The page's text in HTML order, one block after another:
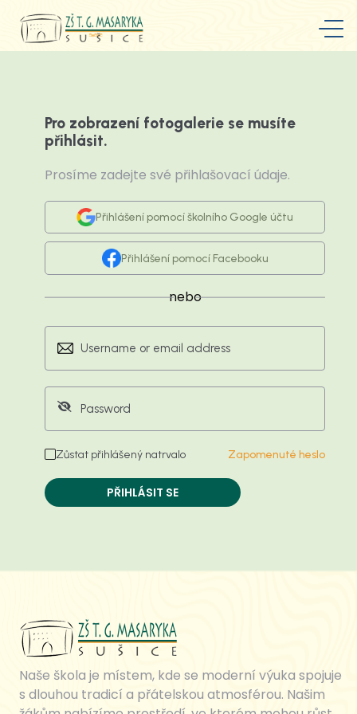
Pro zobrazení fotogalerie se musíte
přihlásit.
Prosíme zadejte své přihlašovací údaje.
Přihlášení pomocí školního Google účtu
Přihlášení pomocí Facebooku
nebo
Zůstat přihlášený natrvalo Zapomenuté heslo
PŘIHLÁSIT SE
Naše škola je místem, kde se moderní výuka spojuje
s dlouhou tradicí a přátelskou atmosférou. Našim